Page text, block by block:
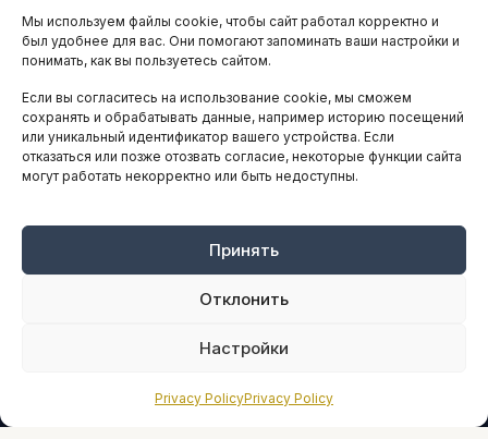
Мы используем файлы cookie, чтобы сайт работал корректно и
был удобнее для вас. Они помогают запоминать ваши настройки и
понимать, как вы пользуетесь сайтом.
Если вы согласитесь на использование cookie, мы сможем
сохранять и обрабатывать данные, например историю посещений
или уникальный идентификатор вашего устройства. Если
отказаться или позже отозвать согласие, некоторые функции сайта
могут работать некорректно или быть недоступны.
Принять
Отклонить
Настройки
Privacy PolicyPrivacy Policy
АНАЛИТИКА И СТАТИСТИКА
ARTICLES IN ENGLISH
НАВИГАЦИЯ
Оплата онлайн